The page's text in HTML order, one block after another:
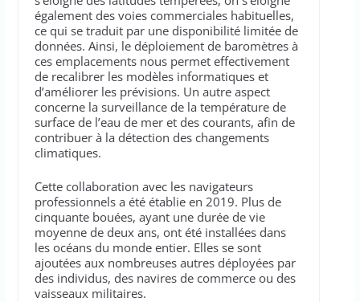
également des voies commerciales habituelles,
ce qui se traduit par une disponibilité limitée de
données. Ainsi, le déploiement de baromètres à
ces emplacements nous permet effectivement
de recalibrer les modèles informatiques et
d’améliorer les prévisions. Un autre aspect
concerne la surveillance de la température de
surface de l’eau de mer et des courants, afin de
contribuer à la détection des changements
climatiques.
Cette collaboration avec les navigateurs
professionnels a été établie en 2019. Plus de
cinquante bouées, ayant une durée de vie
moyenne de deux ans, ont été installées dans
les océans du monde entier. Elles se sont
ajoutées aux nombreuses autres déployées par
des individus, des navires de commerce ou des
vaisseaux militaires.